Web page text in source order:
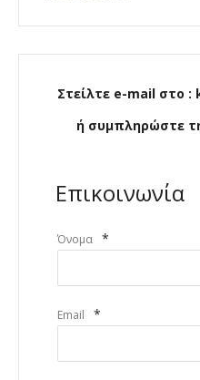
Στείλτε e-mail στο :
ή συμπληρώστε
Επικοινωνία
Όνομα *
Email *